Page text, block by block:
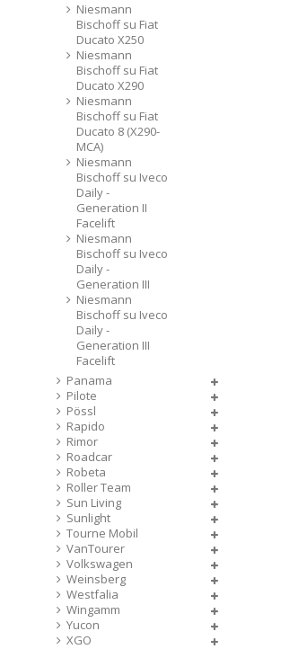
Niesmann
Bischoff su Fiat
Ducato X250
Niesmann
Bischoff su Fiat
Ducato X290
Niesmann
Bischoff su Fiat
Ducato 8 (X290-
MCA)
Niesmann
Bischoff su Iveco
Daily -
Generation II
Facelift
Niesmann
Bischoff su Iveco
Daily -
Generation III
Niesmann
Bischoff su Iveco
Daily -
Generation III
Facelift
Panama
Pilote
Pössl
Rapido
Rimor
Roadcar
Robeta
Roller Team
Sun Living
Sunlight
Tourne Mobil
VanTourer
Volkswagen
Weinsberg
Westfalia
Wingamm
Yucon
XGO